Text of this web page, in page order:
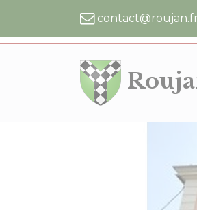
contact@roujan.fr